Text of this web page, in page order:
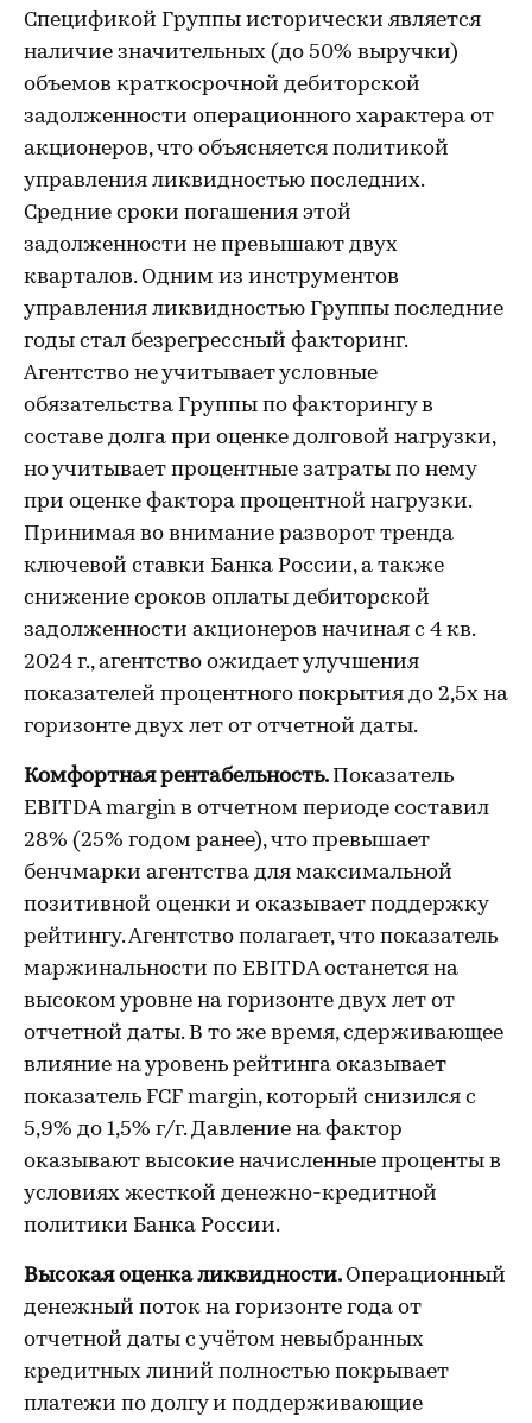
Спецификой Группы исторически является
наличие значительных (до 50% выручки)
объемов краткосрочной дебиторской
задолженности операционного характера от
акционеров, что объясняется политикой
управления ликвидностью последних.
Средние сроки погашения этой
задолженности не превышают двух
кварталов. Одним из инструментов
управления ликвидностью Группы последние
годы стал безрегрессный факторинг.
Агентство не учитывает условные
обязательства Группы по факторингу в
составе долга при оценке долговой нагрузки,
но учитывает процентные затраты по нему
при оценке фактора процентной нагрузки.
Принимая во внимание разворот тренда
ключевой ставки Банка России, а также
снижение сроков оплаты дебиторской
задолженности акционеров начиная с 4 кв.
2024 г., агентство ожидает улучшения
показателей процентного покрытия до 2,5х на
горизонте двух лет от отчетной даты.
Комфортная рентабельность. Показатель
EBITDA margin в отчетном периоде составил
28% (25% годом ранее), что превышает
бенчмарки агентства для максимальной
позитивной оценки и оказывает поддержку
рейтингу. Агентство полагает, что показатель
маржинальности по EBITDA останется на
высоком уровне на горизонте двух лет от
отчетной даты. В то же время, сдерживающее
влияние на уровень рейтинга оказывает
показатель FCF margin, который снизился с
5,9% до 1,5% г/г. Давление на фактор
оказывают высокие начисленные проценты в
условиях жесткой денежно-кредитной
политики Банка России.
Высокая оценка ликвидности. Операционный
денежный поток на горизонте года от
отчетной даты с учётом невыбранных
кредитных линий полностью покрывает
платежи по долгу и поддерживающие